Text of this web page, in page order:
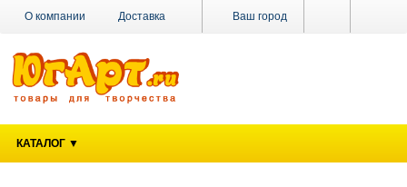
Ваш город
О компании Доставка
Наши магазины Новости
КАТАЛОГ ▼